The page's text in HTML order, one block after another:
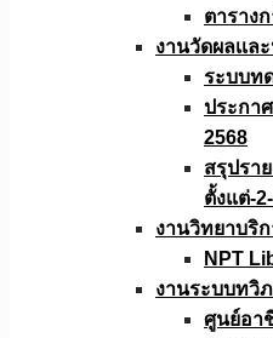
ตาราง
งานวัดผลเเล
ระบบท
ประกา
2568
สรุปรา
ตั้งแต่-
งานวิทยาบริ
NPT
งานระบบทวิ
ศูนย์อา